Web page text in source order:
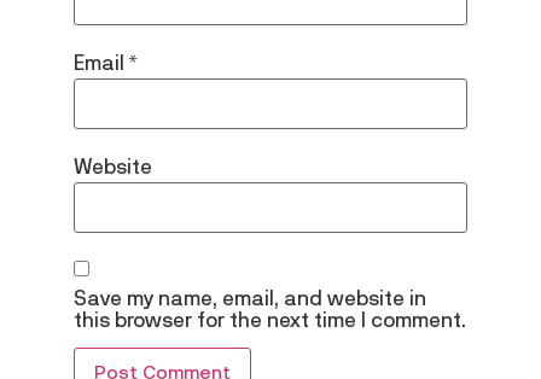
Email*
Website
Save my name, email, and website in
this browser for the next time I comment.